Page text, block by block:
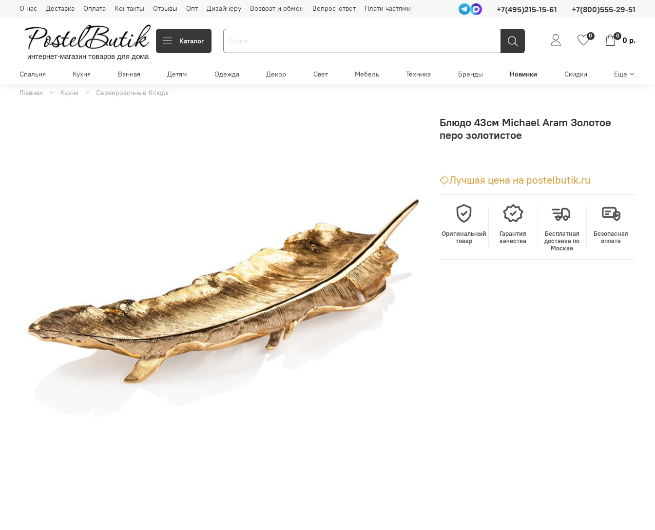
О нас Доставка Оплата Контакты Отзывы Опт Дизайнеру Возврат и обмен Вопрос-ответ Плати частями +7(495)215-15-61 +7(800)555-29-51
интернет-магазин товаров для дома
Каталог
0 0 0 р.
Спальня Кухня Ванная Детям Одежда Декор Свет Мебель Техника Бренды Новинки Скидки Еще
Главная Кухня Сервировочные блюда
Блюдо 43см Michael Aram Золотое
перо золотистое
Лучшая цена на postelbutik.ru
Оригинальный
товар
Гарантия
качества
Бесплатная
доставка по
Москве
Безопасная
оплата